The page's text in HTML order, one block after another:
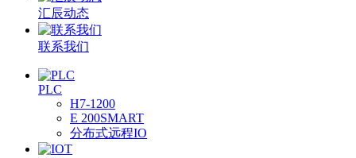
汇辰动态
联系我们
PLC
H7-1200
E 200SMART
分布式远程IO